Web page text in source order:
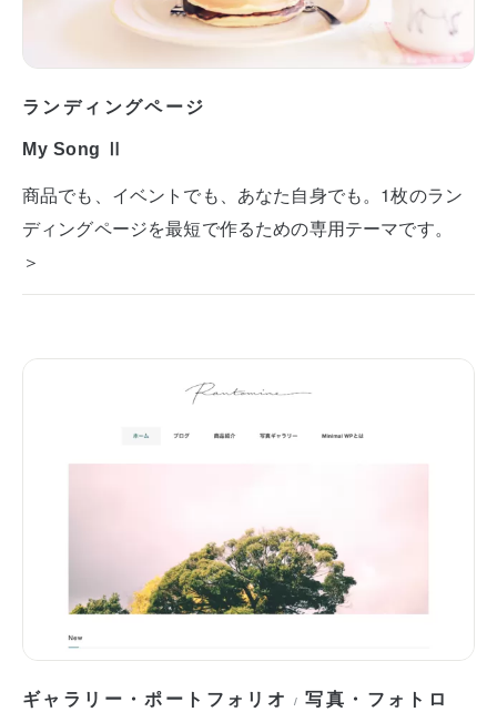
ランディングページ
My Song Ⅱ
商品でも、イベントでも、あなた自身でも。1枚のラン
ディングページを最短で作るための専用テーマです。
＞
ギャラリー・ポートフォリオ /写真・フォトロ